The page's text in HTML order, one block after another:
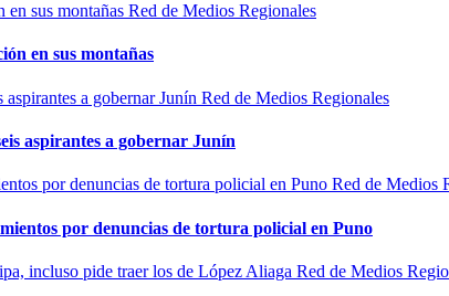
Red de Medios Regionales
en sus montañas
Red de Medios Regionales
aspirantes a gobernar Junín
Red de Medios
por denuncias de tortura policial en Puno
Red de Medios